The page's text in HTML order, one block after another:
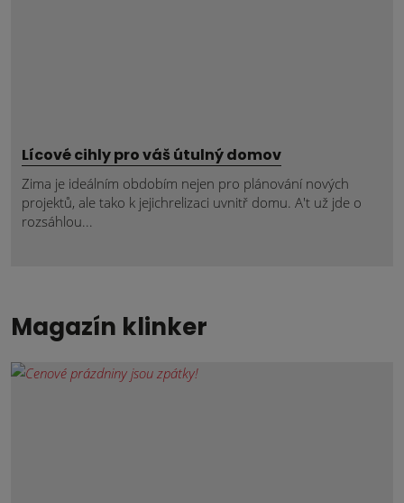
Lícové cihly pro váš útulný domov
Zima je ideálním obdobím nejen pro plánování nových
projektů, ale tako k jejichrelizaci uvnitř domu. A't už jde o
rozsáhlou...
Magazín klinker